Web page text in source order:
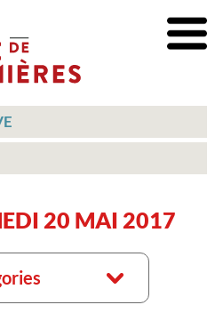
20 MAI 2017